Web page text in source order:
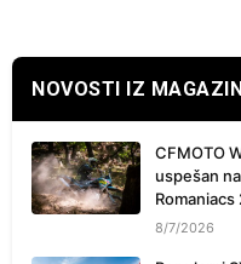
NOVOSTI IZ
CFMOTO
uspešan
Romaniacs
8/7/2026